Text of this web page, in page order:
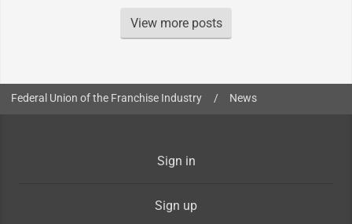
View more posts
You are here:
Federal Union of the Franchise Industry / News
Sign in
Sign up